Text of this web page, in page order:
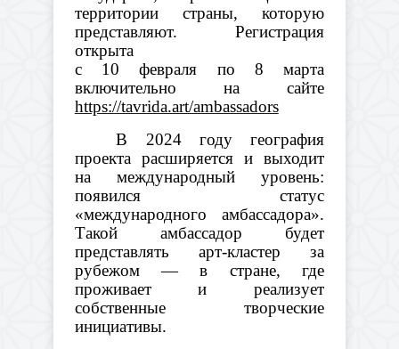
территории страны, которую
представляют. Регистрация
открыта
с 10 февраля по 8 марта
включительно на сайте
https://tavrida.art/ambassadors
В 2024 году география
проекта расширяется и выходит
на международный уровень:
появился статус
«международного амбассадора».
Такой амбассадор будет
представлять арт-кластер за
рубежом — в стране, где
проживает и реализует
собственные творческие
инициативы.